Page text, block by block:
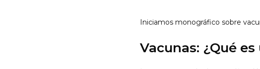
Iniciamos monográfico sobre
Vacunas: ¿Qué